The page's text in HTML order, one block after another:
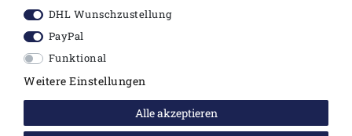
RECHTLICHES
DHL Wunschzustellung
PayPal
Funktional
Weitere Einstellungen
Alle akzeptieren